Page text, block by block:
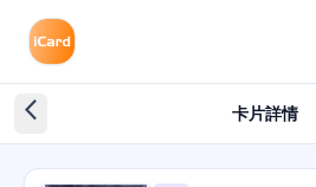
arrow_back_ios_new 卡片詳情